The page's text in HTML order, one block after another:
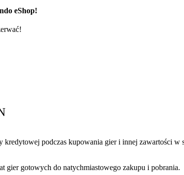
eShop!
podczas kupowania gier i innej zawartości w
gier gotowych do natychmiastowego zakupu i pobrania.